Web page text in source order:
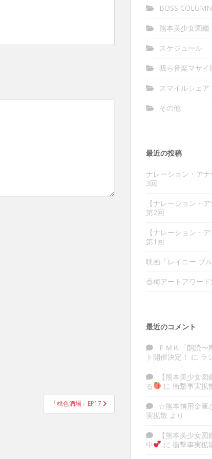
「桃色酒場」EP17
BOSS COLUMN
熊本美少女図鑑
スケジュール
我ら音楽マサイ
スマイルシェア
その他
最近の投稿
ナレーション・ア
3回
【ナレーション・
第2回
【ナレーション・
第1回
映画「レイニー ブ
香梅アートアワー
最近のコメント
ＦＭＫ「朗読
ト開催決定！ に ラ
【熊本美少女
る
に 衝撃事実拡
☆熊本信用金庫
実拡散 より
【熊本美少女
中
に 衝撃事実拡